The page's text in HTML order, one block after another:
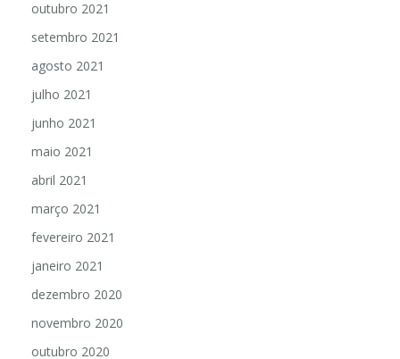
outubro 2021
setembro 2021
agosto 2021
julho 2021
junho 2021
maio 2021
abril 2021
março 2021
fevereiro 2021
janeiro 2021
dezembro 2020
novembro 2020
outubro 2020